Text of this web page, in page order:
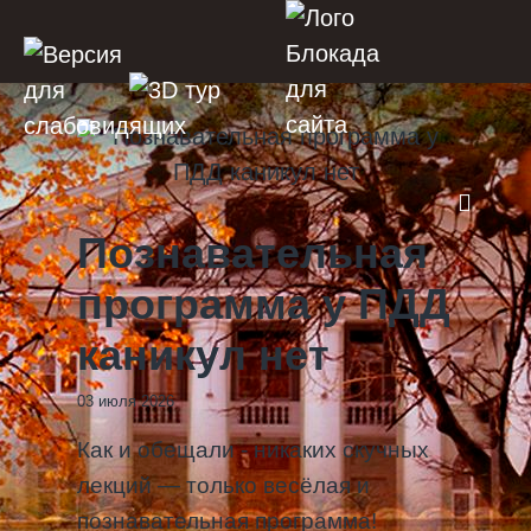
Познавательная
программа у ПДД
каникул нет
03 июля 2026
Как и обещали - никаких скучных
лекций — только весёлая и
познавательная программа!